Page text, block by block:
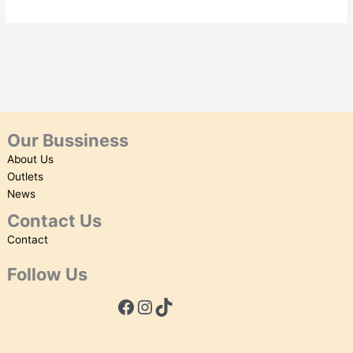
Our Bussiness
About Us
Outlets
News
Contact Us
Contact
Follow Us